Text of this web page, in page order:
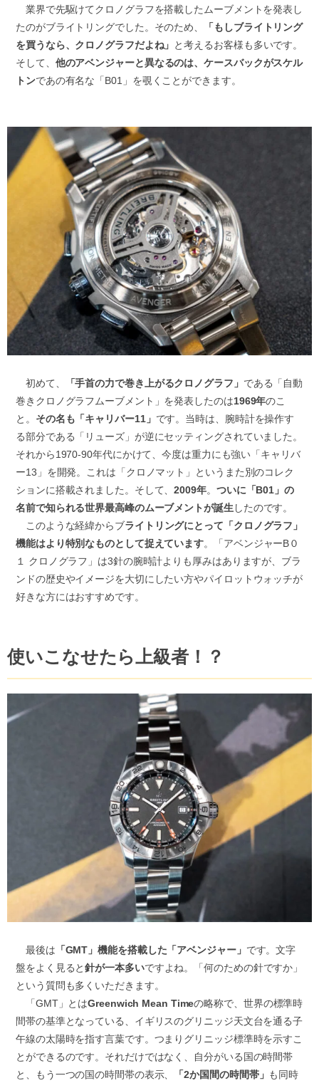
業界で先駆けてクロノグラフを搭載したムーブメントを発表し
たのがブライトリングでした。そのため、
「もしブライトリング
を買うなら、クロノグラフだよね」 と考えるお客様も多いです。
そして、 他のアベンジャーと異なるのは、ケースバックがスケル
トンであの有名な「B01」を覗くことができます。
初めて、 「手首の力で巻き上がるクロノグラフ」 である「自動
巻きクロノグラフムーブメント」を発表したのは1969年のこ
と。 その名も「キャリバー11」 です。当時は、腕時計を操作す
る部分である「リューズ」が逆にセッティングされていました。
それから1970-90年代にかけて、今度は重力にも強い「キャリバ
ー13」を開発。これは「クロノマット」というまた別のコレク
ションに搭載されました。そして、2009年。 ついに「B01」の
名前で知られる世界最高峰のムーブメントが誕生したのです。
このような経緯からブライトリングにとって「クロノグラフ」
機能はより特別なものとして捉えています。「アベンジャーB０
１ クロノグラフ」は3針の腕時計よりも厚みはありますが、ブラ
ンドの歴史やイメージを大切にしたい方やパイロットウォッチが
好きな方にはおすすめです。
使いこなせたら上級者！？
最後は 「GMT」機能を搭載した「アベンジャー」 です。文字
盤をよく見ると針が一本多いですよね。「何のための針ですか」
という質問も多くいただきます。
「GMT」とはGreenwich Mean Timeの略称で、世界の標準時
間帯の基準となっている、イギリスのグリニッジ天文台を通る子
午線の太陽時を指す言葉です。つまりグリニッジ標準時を示すこ
とができるのです。それだけではなく、自分がいる国の時間帯
と、もう一つの国の時間帯の表示、
「2か国間の時間帯」 も同時